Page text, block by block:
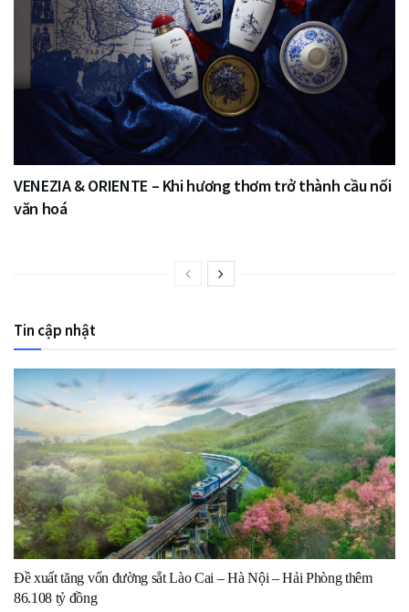
VENEZIA & ORIENTE – Khi hương thơm trở thành cầu nối
văn hoá
Tin cập nhật
Đề xuất tăng vốn đường sắt Lào Cai – Hà Nội – Hải Phòng thêm
86.108 tỷ đồng